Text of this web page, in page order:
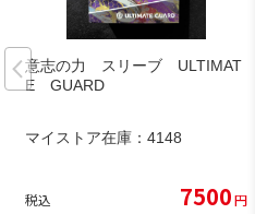
意志の力 スリーブ ULTIMAT
E GUARD
マイストア在庫： 4148
税込 7500円